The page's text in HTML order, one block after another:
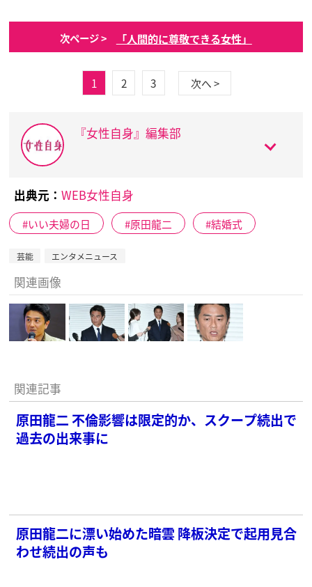
次ページ > 「人間的に尊敬できる女性」
1 2 3 次へ >
『女性自身』編集部
出典元： WEB女性自身
いい夫婦の日 原田龍二 結婚式
芸能 エンタメニュース
関連画像
関連記事
原田龍二 不倫影響は限定的か、スクープ続出で
過去の出来事に
原田龍二に漂い始めた暗雲 降板決定で起用見合
わせ続出の声も